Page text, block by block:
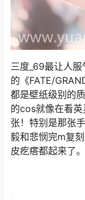
三度_69最让人
的《FATE/
都是壁纸级别的质
的cos就像在看
张！特别是那张
毅和悲悯完m复
皮疙瘩都起来了。